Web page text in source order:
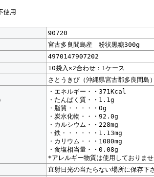
使用
90720
宮古多良間島産 粉状黒糖300g
4970147907202
10袋入×2合わせ：1ケース
さとうきび（沖縄県宮古郡多良間島
・エネルギー・・371Kcal
・たんぱく質・・1.1g
・脂質・・・・・0g
・炭水化物・・・92.0g
・カルシウム・・228mg
・鉄・・・・・・1.13mg
・カリウム・・・1080mg
・食塩相当量・・0.08g
*アレルギー物質は使用しておりま
直射日光の当たらない場所に保存下